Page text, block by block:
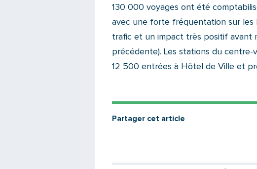
130 000 voyages ont été
avec une forte fréquentation sur
trafic et un impact très positif avant
précédente). Les stations du
12 500 entrées à Hôtel de Ville et
Partager cet article